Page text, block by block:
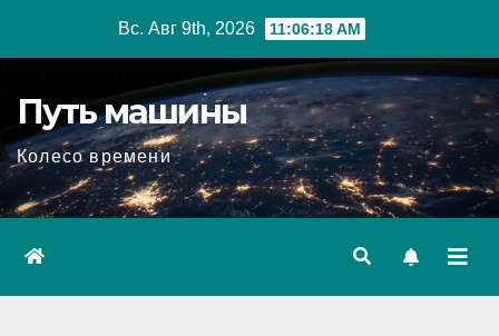
Вс. Авг 9th, 2026 11:06:19 AM
Путь машины
Колесо времени